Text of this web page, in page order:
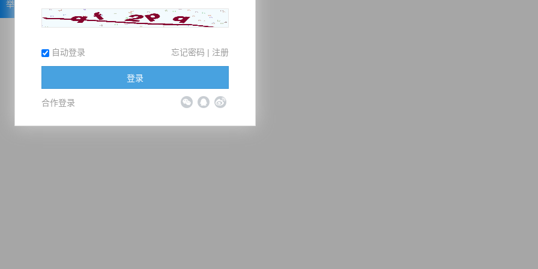
举报
自动登录 忘记密码 | 注册
登录
合作登录